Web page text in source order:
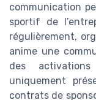
communication
sportif de
régulièrement,
anime une
des
uniquement
contrats de